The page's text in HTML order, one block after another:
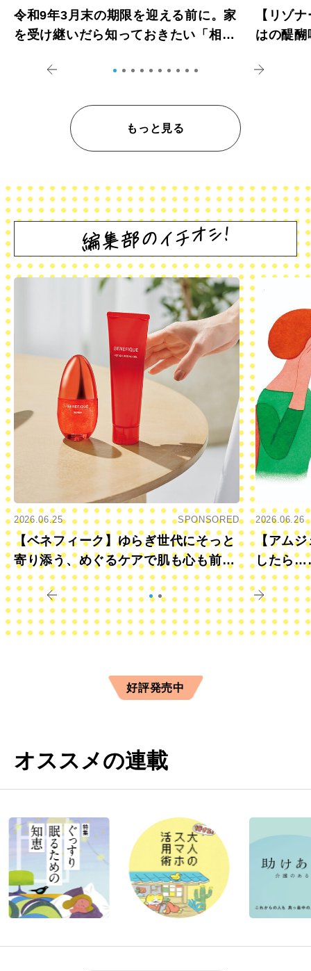
令和9年3月末の期限を迎える前に。家
を受け継いだら知っておきたい「相続
【リゾ
はの醍
もっと見る
2026.06.25 SPONSORED
【ベネフィーク】ゆらぎ世代にそっと
寄り添う、めぐるケアで肌も心も前向
きに
2026.06.26
【アムジ
したら
すか？
好評発売中
オススメの連載